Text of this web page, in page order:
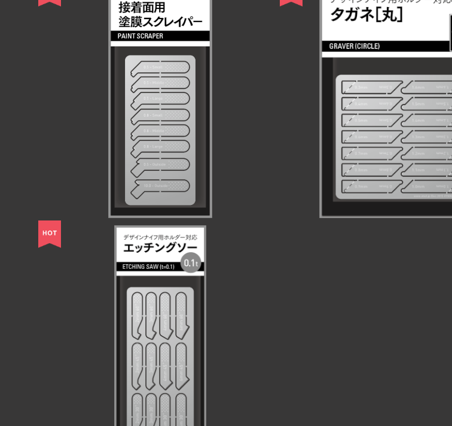
接着面用塗膜スクレイパー
¥660
タガネ［丸］
¥770
エッチングソー 0.1t
¥770